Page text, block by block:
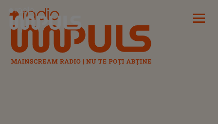
Radio Impuls